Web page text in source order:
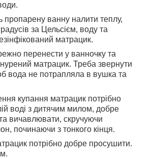
пропарену ванну налити теплу,
за Цельсієм, воду та
матрацик.
перенести у ванночку та
матрацик. Треба звернути
вода не потрапляла в вушка та
купання матрацик потрібно
воді з дитячим милом, добре
вичавлювати, скручуючи
починаючи з тонкого кінця.
потрібно добре просушити.